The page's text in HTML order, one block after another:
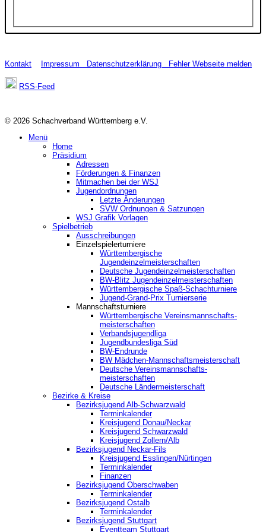
Kontakt Impressum Datenschutzerklärung Fehler Webseite melden
RSS-Feed
© 2026 Schachverband Württemberg e.V.
Menü
Home
Präsidium
Adressen
Förderungen & Finanzen
Mitmachen bei der WSJ
Jugendordnungen
Letzte Änderungen
SVW Ordnungen & Satzungen
WSJ Grafik Vorlagen
Spielbetrieb
Ausschreibungen
Einzelspielerturniere
Württembergische
Jugendeinzelmeisterschaften
Deutsche Jugendeinzelmeisterschaften
BW-Blitz Jugendeinzelmeisterschaften
Württembergische Spaß-Schachturniere
Jugend-Grand-Prix Turnierserie
Mannschaftsturniere
Württembergische Vereinsmannschafts-
meisterschaften
Verbandsjugendliga
Jugendbundesliga Süd
BW-Endrunde
BW Mädchen-Mannschaftsmeisterschaft
Deutsche Vereinsmannschafts-
meisterschaften
Deutsche Ländermeisterschaft
Bezirke & Kreise
Bezirksjugend Alb-Schwarzwald
Terminkalender
Kreisjugend Donau/Neckar
Kreisjugend Schwarzwald
Kreisjugend Zollern/Alb
Bezirksjugend Neckar-Fils
Kreisjugend ‎Esslingen/Nürtingen
Terminkalender
Finanzen
Bezirksjugend Oberschwaben
Terminkalender
Bezirksjugend Ostalb
Terminkalender
Bezirksjugend Stuttgart
‎Eventteam Stuttgart